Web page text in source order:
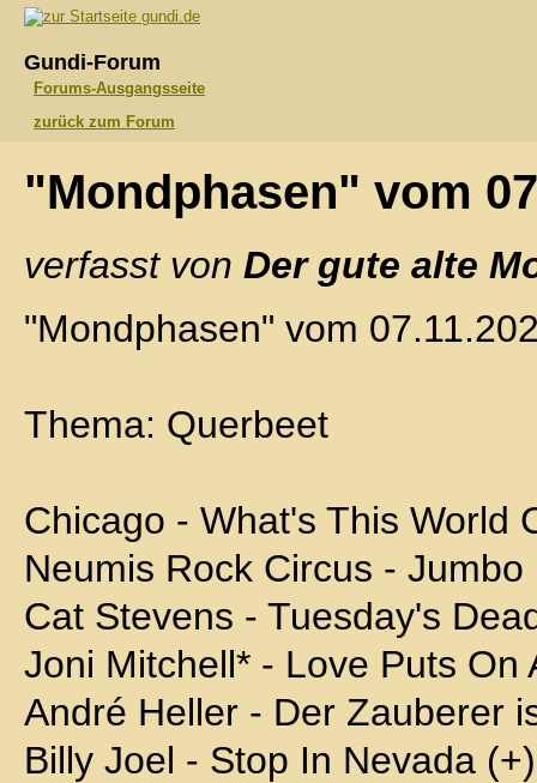
gundi.de
Gundi-Forum
Forums-Ausgangsseite
zurück zum Forum
"Mondphasen" vom
verfasst von Der gute alte
"Mondphasen" vom
Thema: Querbeet
Chicago - What's This World
Neumis Rock Circus - Jumbo
Cat Stevens - Tuesday's
Joni Mitchell* - Love Puts On
André Heller - Der Zauberer
Billy Joel - Stop In Nevada (+)